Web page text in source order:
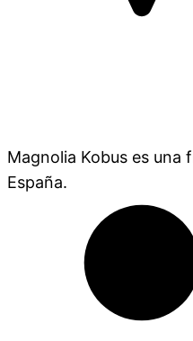
Magnolia Kobus es una
España.